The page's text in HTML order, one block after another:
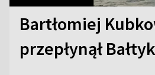
Bartłomiej
przepłynął